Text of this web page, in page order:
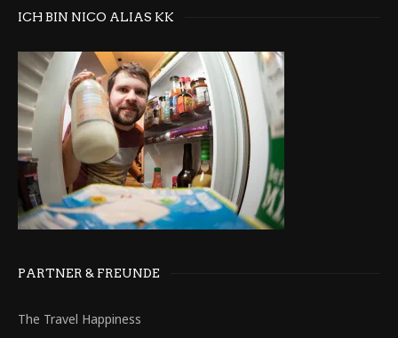
ICH BIN NICO ALIAS KK
PARTNER & FREUNDE
The Travel Happiness